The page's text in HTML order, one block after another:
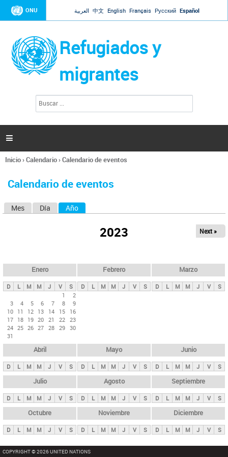
Jump to navigation
ONU العربية 中文 English Français Русский Español
Refugiados y
migrantes
l
d
s

Se
usted
Inicio›Calendario›Calendario de eventos
Calendario de eventos
s
p
n
c
i
p
l
e
s
Mes Día Año
2023 Next »
Enero
D L M M J V
S
1
2
3
4 5 6 7 8
9
10 11 12 13 14 15
16
17 18 19 20 21 22 23
24 25 26 27 28 29 30
31
Febrero
D L M M J V S
Marzo
D L M M J V S
Abril
D L M M J V S
Mayo
D L M M J V S
Junio
D L M M J V S
Julio
D L M M J V S
Agosto
D L M M J V S
Septiembre
D L M M J V S
Octubre
D L M M J V S
Noviembre
D L M M J V S
Diciembre
D L M M J V S
COPYRIGHT © 2026 UNITED NATIONS